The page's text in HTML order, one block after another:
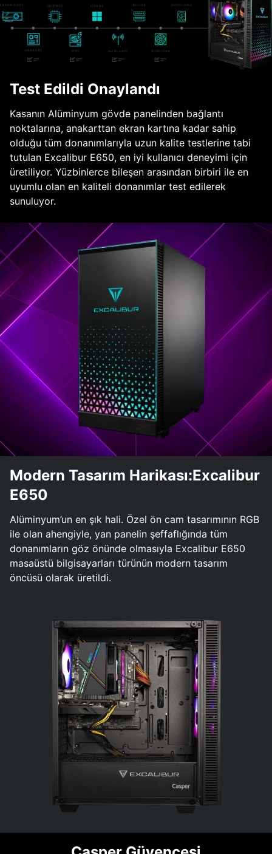
Test Edildi Onaylandı
Kasanın Alüminyum gövde panelinden bağlantı
noktalarına, anakarttan ekran kartına kadar sahip
olduğu tüm donanımlarıyla uzun kalite testlerine tabi
tutulan Excalibur E650, en iyi kullanıcı deneyimi için
üretiliyor. Yüzbinlerce bileşen arasından birbiri ile en
uyumlu olan en kaliteli donanımlar test edilerek
sunuluyor.
Modern Tasarım Harikası:Excalibur
E650
Alüminyum’un en şık hali. Özel ön cam tasarımının RGB
ile olan ahengiyle, yan panelin şeffaflığında tüm
donanımların göz önünde olmasıyla Excalibur E650
masaüstü bilgisayarları türünün modern tasarım
öncüsü olarak üretildi.